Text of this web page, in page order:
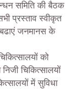
समिति की बैठक
प्रस्ताव स्वीकृत
जनमानस के
को
चिकित्सालयों
में सुविधा